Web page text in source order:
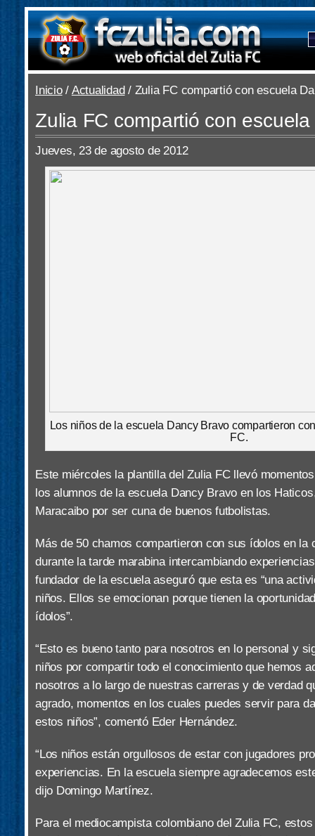
Inicio/ Actualidad/ Zulia FC compartió con escuela
Zulia FC compartió con
Jueves, 23 de agosto de 2012
Los niños de la escuela Dancy Bravo compartieron
FC.
Este miércoles la plantilla del Zulia FC llevó
los alumnos de la escuela Dancy Bravo en los
Maracaibo por ser cuna de buenos futbolistas.
Más de 50 chamos compartieron con sus ídolos en la
durante la tarde marabina intercambiando
fundador de la escuela aseguró que esta es “una
niños. Ellos se emocionan porque tienen la
ídolos”.
“Esto es bueno tanto para nosotros en lo personal y
niños por compartir todo el conocimiento que hemos
nosotros a lo largo de nuestras carreras y de verdad
agrado, momentos en los cuales puedes servir para
estos niños”, comentó Eder Hernández.
“Los niños están orgullosos de estar con jugadores
experiencias. En la escuela siempre agradecemos
dijo Domingo Martínez.
Para el mediocampista colombiano del Zulia FC,